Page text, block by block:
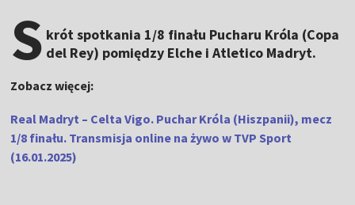
S krót spotkania 1/8 finału Pucharu Króla (Copa
del Rey) pomiędzy Elche i Atletico Madryt.
Zobacz więcej:
Real Madryt – Celta Vigo. Puchar Króla (Hiszpanii), mecz
1/8 finału. Transmisja online na żywo w TVP Sport
(16.01.2025)